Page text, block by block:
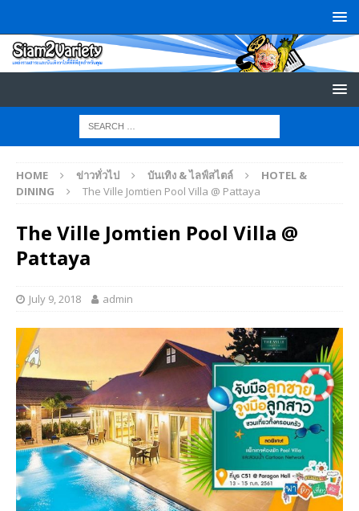
HOME ข่าวทั่วไป บันเทิง & ไลฟ์สไตล์
HOTEL &
DINING
The Ville Jomtien Pool Villa @ Pattaya
The Ville Jomtien Pool Villa @
Pattaya
July 9, 2018 admin